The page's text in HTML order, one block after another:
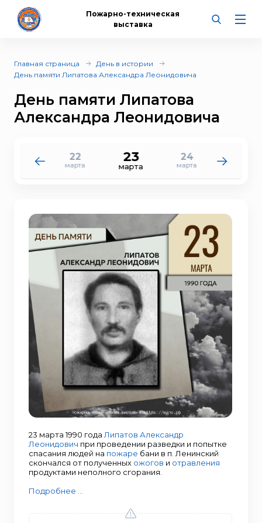
Пожарно-техническая
выставка
Главная страница
День в истории
День памяти Липатова Александра Леонидовича
День памяти Липатова
Александра Леонидовича
22
марта
23
марта
24
марта
23 марта 1990 года Липатов Александр
Леонидович при проведении разведки и попытке
спасания людей на пожаре бани в п. Ленинский
скончался от полученных ожогов и отравления
продуктами неполного сгорания.
Подробнее ...